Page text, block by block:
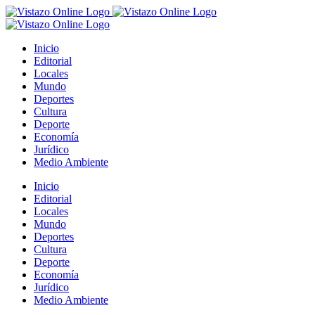
Saltar
al
Inicio
Editorial
Locales
Mundo
Deportes
Cultura
Deporte
Economía
Jurídico
Medio Ambiente
Inicio
Editorial
Locales
Mundo
Deportes
Cultura
Deporte
Economía
Jurídico
Medio Ambiente